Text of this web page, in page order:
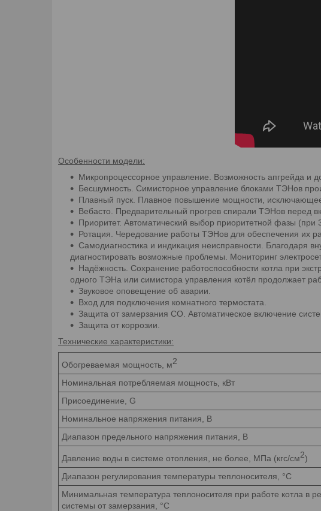
Особенности модели:
Микропроцессорное управление. Возможность апгрейда и
Бесшумность. Cимисторное управление блоками ТЭНов
Плавный пуск. Плавное повышение мощности, исключающее
Вебасто. Предварительный прогрев спирали ТЭНов перед
Приоритет. Автоматический выбор приоритетной фазы
Ротация. Чередование работы ТЭНов для обеспечения их
Самодиагностика и индикация неисправности. Благодаря
диагностировать возможные проблемы. Мониторинг
Надёжность. Сохранение работоспособности котла при
одного ТЭНа или симистора управления котёл продолжает
Звуковое оповещение об аварии.
Вход для подключения комнатного термостата.
Защита от замерзания СО. Автоматическое включение
Защита от коррозии.
Технические характеристики:
Обогреваемая мощность, м2
Номинальная потребляемая мощность, кВт
Присоединение, G
Номинальное напряжения питания, В
Диапазон предельного напряжения питания, В
Давление воды в системе отопления, не более, МПа (кгс/см2)
Диапазон регулирования температуры теплоносителя, °C
Минимальная температура теплоносителя при работе котла в
системы от замерзания, °C